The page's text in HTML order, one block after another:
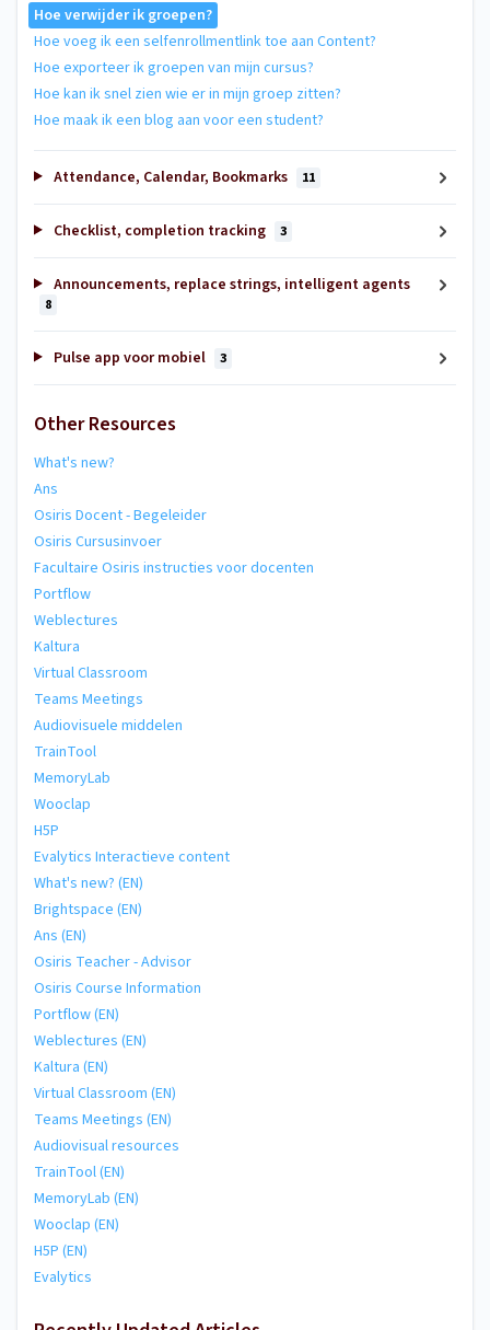
Hoe verwijder ik groepen?
Hoe voeg ik een selfenrollmentlink toe aan Content?
Hoe exporteer ik groepen van mijn cursus?
Hoe kan ik snel zien wie er in mijn groep zitten?
Hoe maak ik een blog aan voor een student?
Attendance, Calendar, Bookmarks 11
Checklist, completion tracking 3
Announcements, replace strings, intelligent agents
8
Pulse app voor mobiel 3
Other Resources
What's new?
Ans
Osiris Docent - Begeleider
Osiris Cursusinvoer
Facultaire Osiris instructies voor docenten
Portflow
Weblectures
Kaltura
Virtual Classroom
Teams Meetings
Audiovisuele middelen
TrainTool
MemoryLab
Wooclap
H5P
Evalytics Interactieve content
What's new? (EN)
Brightspace (EN)
Ans (EN)
Osiris Teacher - Advisor
Osiris Course Information
Portflow (EN)
Weblectures (EN)
Kaltura (EN)
Virtual Classroom (EN)
Teams Meetings (EN)
Audiovisual resources
TrainTool (EN)
MemoryLab (EN)
Wooclap (EN)
H5P (EN)
Evalytics